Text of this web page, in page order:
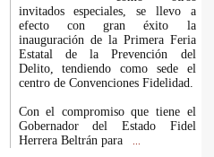
invitados especiales, se llevo a
efecto con gran éxito la
inauguración de la Primera Feria
Estatal de la Prevención del
Delito, tendiendo como sede el
centro de Convenciones Fidelidad.
Con el compromiso que tiene el
Gobernador del Estado Fidel
Herrera Beltrán para